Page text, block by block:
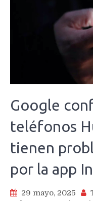
Google
teléfonos
tienen
por la app
29 mayo, 2025